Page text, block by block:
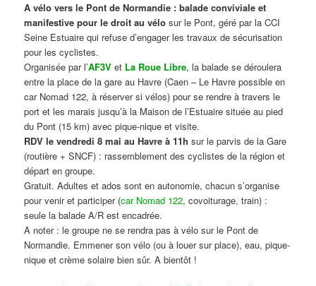
A vélo vers le Pont de Normandie : balade conviviale et
manifestive pour le droit au vélo sur le Pont, géré par la CCI
Seine Estuaire qui refuse d’engager les travaux de sécurisation
pour les cyclistes.
Organisée par l’AF3V et La Roue Libre, la balade se déroulera
entre la place de la gare au Havre (Caen – Le Havre possible en
car Nomad 122, à réserver si vélos) pour se rendre à travers le
port et les marais jusqu’à la Maison de l’Estuaire située au pied
du Pont (15 km) avec pique-nique et visite.
RDV le vendredi 8 mai au Havre à 11h sur le parvis de la Gare
(routière + SNCF) : rassemblement des cyclistes de la région et
départ en groupe.
Gratuit. Adultes et ados sont en autonomie, chacun s’organise
pour venir et participer (car Nomad 122, covoiturage, train) :
seule la balade A/R est encadrée.
A noter : le groupe ne se rendra pas à vélo sur le Pont de
Normandie. Emmener son vélo (ou à louer sur place), eau, pique-
nique et crème solaire bien sûr. A bientôt !